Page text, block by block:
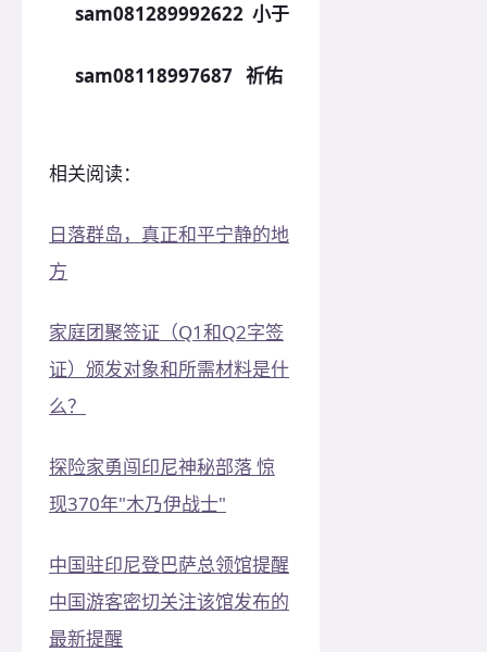
sam081289992622 小于
sam08118997687 祈佑
相关阅读：
日落群岛，真正和平宁静的地
方
家庭团聚签证（Q1和Q2字签
证）颁发对象和所需材料是什
么？
探险家勇闯印尼神秘部落 惊
现370年"木乃伊战士"
中国驻印尼登巴萨总领馆提醒
中国游客密切关注该馆发布的
最新提醒